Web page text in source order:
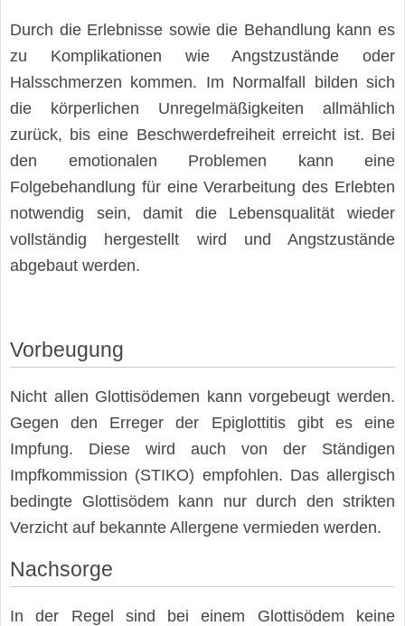
Durch die Erlebnisse sowie die Behandlung kann es
zu Komplikationen wie Angstzustände oder
Halsschmerzen kommen. Im Normalfall bilden sich
die körperlichen Unregelmäßigkeiten allmählich
zurück, bis eine Beschwerdefreiheit erreicht ist. Bei
den emotionalen Problemen kann eine
Folgebehandlung für eine Verarbeitung des Erlebten
notwendig sein, damit die Lebensqualität wieder
vollständig hergestellt wird und Angstzustände
abgebaut werden.
Vorbeugung
Nicht allen Glottisödemen kann vorgebeugt werden.
Gegen den Erreger der Epiglottitis gibt es eine
Impfung. Diese wird auch von der Ständigen
Impfkommission (STIKO) empfohlen. Das allergisch
bedingte Glottisödem kann nur durch den strikten
Verzicht auf bekannte Allergene vermieden werden.
Nachsorge
In der Regel sind bei einem Glottisödem keine